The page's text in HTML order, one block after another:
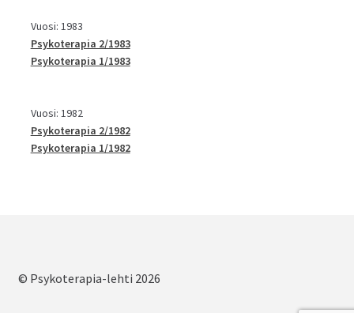
Vuosi: 1983
Psykoterapia 2/1983
Psykoterapia 1/1983
Vuosi: 1982
Psykoterapia 2/1982
Psykoterapia 1/1982
© Psykoterapia-lehti 2026